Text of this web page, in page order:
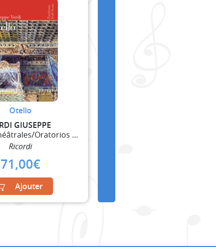
Otello
GIUSEPPE
Oeuvres Théâtrales/Oratorios et Ballets
Ricordi
71,00€
Ajouter